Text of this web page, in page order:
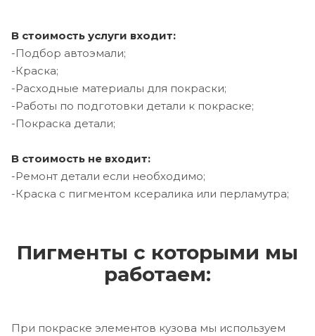
В стоимость услуги входит:
-Подбор автоэмали;
-Краска;
-Расходные материалы для покраски;
-Работы по подготовки детали к покраске;
-Покраска детали;
В стоимость не входит:
-Ремонт детали если необходимо;
-Краска с пигментом ксералика или перламутра;
Пигменты с которыми мы
работаем:
При покраске элементов кузова мы используем